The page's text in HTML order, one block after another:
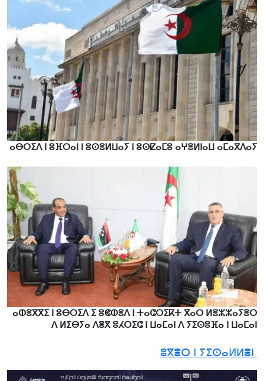
ⴰⴱⵔⵉⴷ ⵏ ⵓⴼⵔⴰⵏ ⵏ ⵓⵙⴻⵍⵡⴰⵢ ⵏ ⵓⵙⵇⴰⵎⵓ ⴰⵖⴻⵍⵏⴰⵡ ⴰⵎⴰⴳⴷⴰⵢ
ⴰⵀⴻⴳⴳⵉ ⵏ ⵓⴱⵔⵉⴷ ⵉ ⵓⵞⵀⴻⴷ ⵏ ⵜⴰⵛⵔⵉⴽⵜ ⴳⴰⵔ ⵍⴻⵣⵣⴰⵢⴻⵔ
ⴷ ⵍⵉⴱⵢⴰ ⴷⴻⴳ ⵓⵃⵔⵉⵛ ⵏ ⵡⴰⵎⴰⵏ ⴷ ⵢⵉⵙⵓⴼⴰ ⵏ ⵡⴰⵎⴰⵏ